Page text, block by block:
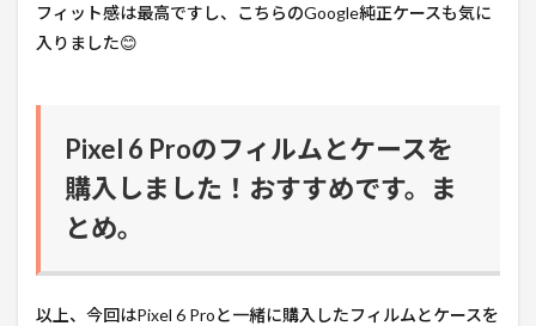
フィット感は最高ですし、こちらのGoogle純正ケースも気に
入りました😊
Pixel 6 Proのフィルムとケースを
購入しました！おすすめです。ま
とめ。
以上、今回はPixel 6 Proと一緒に購入したフィルムとケースを